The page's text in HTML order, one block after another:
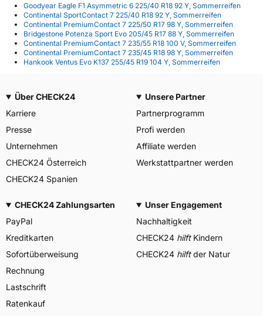
Goodyear Eagle F1 Asymmetric 6 225/40 R18 92 Y, Sommerreifen
Continental SportContact 7 225/40 R18 92 Y, Sommerreifen
Continental PremiumContact 7 225/50 R17 98 Y, Sommerreifen
Bridgestone Potenza Sport Evo 205/45 R17 88 Y, Sommerreifen
Continental PremiumContact 7 235/55 R18 100 V, Sommerreifen
Continental PremiumContact 7 235/45 R18 98 Y, Sommerreifen
Hankook Ventus Evo K137 255/45 R19 104 Y, Sommerreifen
Über CHECK24
Karriere
Presse
Unternehmen
CHECK24 Österreich
CHECK24 Spanien
Unsere Partner
Partnerprogramm
Profi werden
Affiliate werden
Werkstattpartner werden
CHECK24 Zahlungsarten
PayPal
Kreditkarten
Sofortüberweisung
Rechnung
Lastschrift
Ratenkauf
Unser Engagement
Nachhaltigkeit
CHECK24 hilftKindern
CHECK24 hilftder Natur